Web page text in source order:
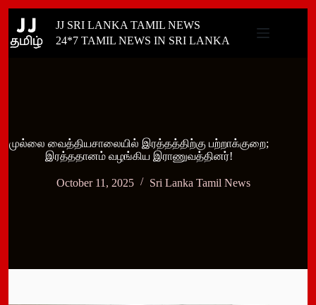
content
JJ SRI LANKA TAMIL NEWS
24*7 TAMIL NEWS IN SRI LANKA
முல்லை வைத்தியசாலையில் இரத்தத்திற்கு பற்றாக்குறை;
இரத்ததானம் வழங்கிய இராணுவத்தினர்!
October 11, 2025 Sri Lanka Tamil News